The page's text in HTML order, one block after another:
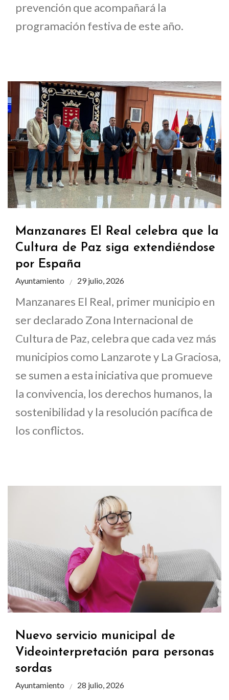
prevención que acompañará la
programación festiva de este año.
Manzanares El Real celebra que la
Cultura de Paz siga extendiéndose
por España
Ayuntamiento 29 julio, 2026
Manzanares El Real, primer municipio en
ser declarado Zona Internacional de
Cultura de Paz, celebra que cada vez más
municipios como Lanzarote y La Graciosa,
se sumen a esta iniciativa que promueve
la convivencia, los derechos humanos, la
sostenibilidad y la resolución pacífica de
los conflictos.
Nuevo servicio municipal de
Videointerpretación para personas
sordas
Ayuntamiento 28 julio, 2026